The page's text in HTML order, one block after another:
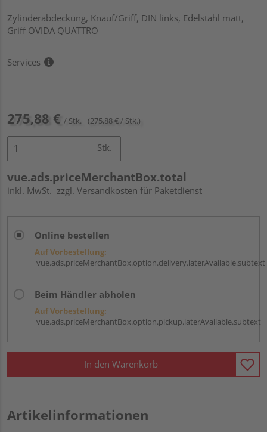
Zylinderabdeckung, Knauf/Griff, DIN links, Edelstahl matt,
Griff OVIDA QUATTRO
Services
275,88 € / Stk. (275,88 € / Stk.)
Stk.
vue.ads.priceMerchantBox.total
inkl. MwSt. zzgl. Versandkosten für Paketdienst
Online bestellen
Auf Vorbestellung:
vue.ads.priceMerchantBox.option.delivery.laterAvailable.subtext
Beim Händler abholen
Auf Vorbestellung:
vue.ads.priceMerchantBox.option.pickup.laterAvailable.subtext
In den Warenkorb
Artikelinformationen